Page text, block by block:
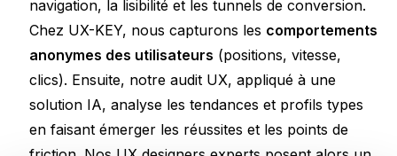
navigation, la lisibilité et les tunnels de conversion.
Chez UX-KEY, nous capturons les comportements
anonymes des utilisateurs (positions, vitesse,
clics). Ensuite, notre audit UX, appliqué à une
solution IA, analyse les tendances et profils types
en faisant émerger les réussites et les points de